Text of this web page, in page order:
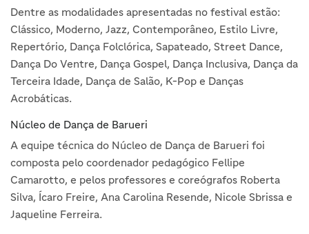
Dentre as modalidades apresentadas no festival estão:
Clássico, Moderno, Jazz, Contemporâneo, Estilo Livre,
Repertório, Dança Folclórica, Sapateado, Street Dance,
Dança Do Ventre, Dança Gospel, Dança Inclusiva, Dança da
Terceira Idade, Dança de Salão, K-Pop e Danças
Acrobáticas.
Núcleo de Dança de Barueri
A equipe técnica do Núcleo de Dança de Barueri foi
composta pelo coordenador pedagógico Fellipe
Camarotto, e pelos professores e coreógrafos Roberta
Silva, Ícaro Freire, Ana Carolina Resende, Nicole Sbrissa e
Jaqueline Ferreira.